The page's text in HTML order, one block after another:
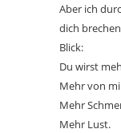
Aber ich
dich
Blick:
Du wirst
Mehr von
Mehr
Mehr Lust.